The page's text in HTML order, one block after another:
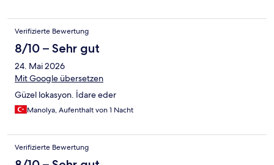
Verifizierte Bewertung
8/10 – Sehr gut
24. Mai 2026
Mit Google übersetzen
Güzel lokasyon. İdare eder
Manolya, Aufenthalt von 1 Nacht
Verifizierte Bewertung